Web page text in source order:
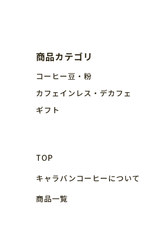
商品カテゴリ
コーヒー豆・粉
カフェインレス・デカフェ
ギフト
TOP
キャラバンコーヒーについて
商品⼀覧